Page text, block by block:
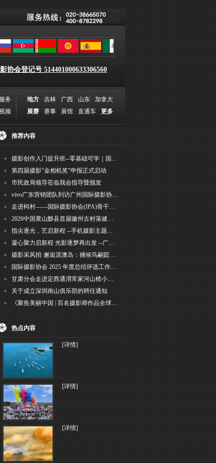
协会登记号 514401000633306560
服务 地方 吉林 广西 山东
加拿大
频 展赛 赛事 展馆 直通车 更多
推荐内容
摄影创作入门提升班--零基础可学｜国际评委授课｜手机·相机均可｜AI工具｜摄影比赛指
第四届摄影"金相机奖"申报正式启动
市民政局领导莅临我会指导暨颁发
vivo广东营销团队到访广州国际摄影协会 共商合作事宜
走进柯村——国际摄影协会(IPA)骨干采风安徽行之6
2026中国黄山黟县首届徽州古村落健康跑圆满举行
指尖逐光，艺启新程 --手机摄影主题讲座在市老年干部大学圆满落幕
凝心聚力启新程 光影逐梦再出发 --广州国际摄影协会2026年首次会长秘书长会议召开
摄影采风招·邂逅淇澳岛：捕候鸟翩跹，寻古村烟火，追海上霞光
国际摄影协会 2025 年度总结评选工作的通知
甘肃分会走进定西通渭常家河山楂小镇旅游景区开展"红果满枝迎丰岁·山楂小镇庆佳节"为主
关于成立深圳南山俱乐部的聘任通知
《聚焦美丽中国 | 百名摄影师作品全球巡回展》（晋中）开幕新闻通稿
热点内容
..[详情]
..[详情]
..[详情]